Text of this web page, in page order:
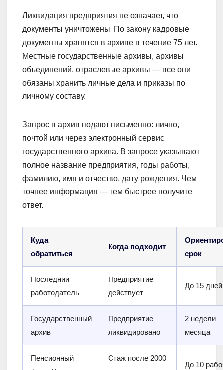
Ликвидация предприятия не означает, что
документы уничтожены. По закону кадровые
документы хранятся в архиве в течение 75 лет.
Местные государственные архивы, архивы
объединений, отраслевые архивы — все они
обязаны хранить личные дела и приказы по
личному составу.
Запрос в архив подают письменно: лично,
почтой или через электронный сервис
государственного архива. В запросе указывают
полное название предприятия, годы работы,
фамилию, имя и отчество, дату рождения. Чем
точнее информация — тем быстрее получите
ответ.
Куда
обратиться
Когда подходит
срок
Последний
работодатель
Предприятие
действует
До 15 дней
Государственный
архив
Предприятие
ликвидировано
2 недели
месяца
Пенсионный
Стаж после 2000
До 10